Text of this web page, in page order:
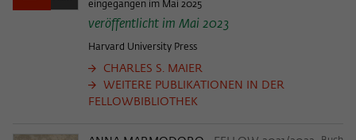
eingegangen im Mai 2025
veröffentlicht im Mai 2023
Harvard University Press
CHARLES S. MAIER
WEITERE PUBLIKATIONEN IN DER
FELLOWBIBLIOTHEK
Zweck
der/die Besucher:in durch eine Verlinkung
auf wiko-berlin.de weitergeleitet wurde.
_pk_ses